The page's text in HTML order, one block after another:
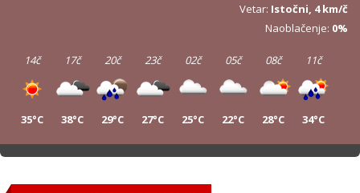
Vetar: Istočni, 4 km/č
Naoblačenje: 0%
14č
35°C
17č
38°C
20č
29°C
23č
27°C
02č
25°C
05č
22°C
08č
28°C
11č
34°C